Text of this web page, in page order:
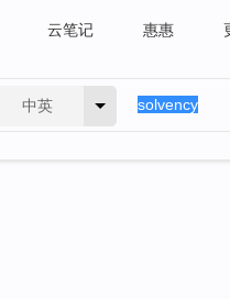
云笔记 惠惠
中英